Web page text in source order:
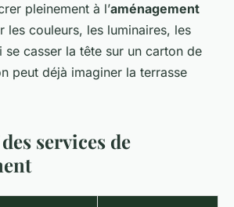
pleinement à l’aménagement
les couleurs, les luminaires, les
se casser la tête sur un carton de
peut déjà imaginer la terrasse
services de